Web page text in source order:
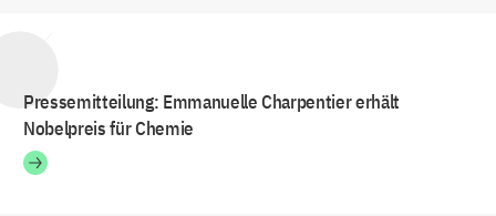
Pressemitteilung: Emmanuelle Charpentier erhält
Nobelpreis für Chemie